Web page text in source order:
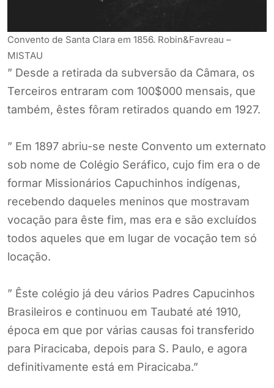
Convento de Santa Clara em 1856. Robin&Favreau –
MISTAU
” Desde a retirada da subversão da Câmara, os
Terceiros entraram com 100$000 mensais, que
também, êstes fôram retirados quando em 1927.
” Em 1897 abriu-se neste Convento um externato
sob nome de Colégio Seráfico, cujo fim era o de
formar Missionários Capuchinhos indígenas,
recebendo daqueles meninos que mostravam
vocação para êste fim, mas era e são excluídos
todos aqueles que em lugar de vocação tem só
locação.
” Êste colégio já deu vários Padres Capucinhos
Brasileiros e continuou em Taubaté até 1910,
época em que por várias causas foi transferido
para Piracicaba, depois para S. Paulo, e agora
definitivamente está em Piracicaba.”